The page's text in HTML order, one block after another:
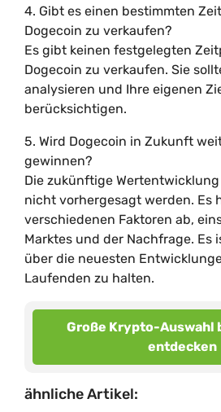
4. Gibt es einen bestimmten
Dogecoin zu verkaufen?
Es gibt keinen festgelegten
Dogecoin zu verkaufen. Sie
analysieren und Ihre eigenen
berücksichtigen.
5. Wird Dogecoin in Zukunft
gewinnen?
Die zukünftige
nicht vorhergesagt werden. Es
verschiedenen Faktoren ab,
Marktes und der Nachfrage. Es
über die neuesten
Laufenden zu halten.
Große Krypto-Auswahl
entdecken
ähnliche Artikel: